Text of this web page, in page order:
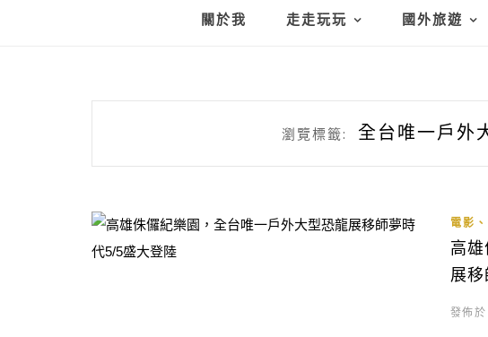
關於我 走走玩玩 國外旅遊
瀏覽標籤: 全台唯一戶外
電影
高
展
發佈